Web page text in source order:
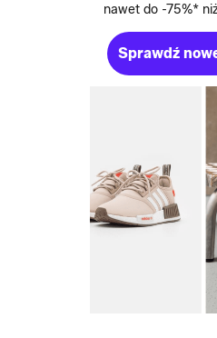
nawet do -75%*
Sprawdź